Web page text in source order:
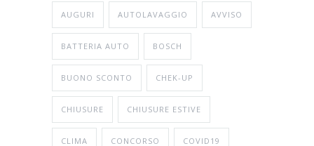
AUGURI AUTOLAVAGGIO AVVISO
BATTERIA AUTO BOSCH
BUONO SCONTO CHEK-UP
CHIUSURE CHIUSURE ESTIVE
CLIMA CONCORSO COVID19